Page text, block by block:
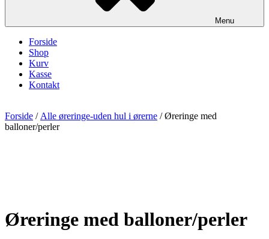
Menu
Forside
Shop
Kurv
Kasse
Kontakt
Forside / Alle øreringe-uden hul i ørerne / Øreringe med
balloner/perler
Øreringe med balloner/perler